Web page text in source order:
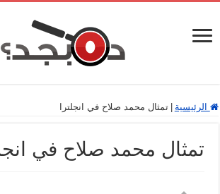
الرئيسية تمثال محمد صلاح في انجلترا
تمثال محمد صلاح في